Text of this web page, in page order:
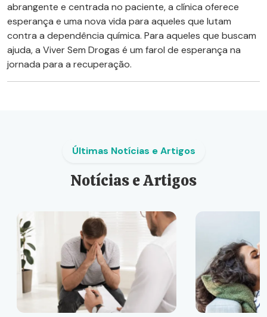
abrangente e centrada no paciente, a clínica oferece
esperança e uma nova vida para aqueles que lutam
contra a dependência química. Para aqueles que buscam
ajuda, a Viver Sem Drogas é um farol de esperança na
jornada para a recuperação.
Últimas Notícias e Artigos
Notícias e Artigos